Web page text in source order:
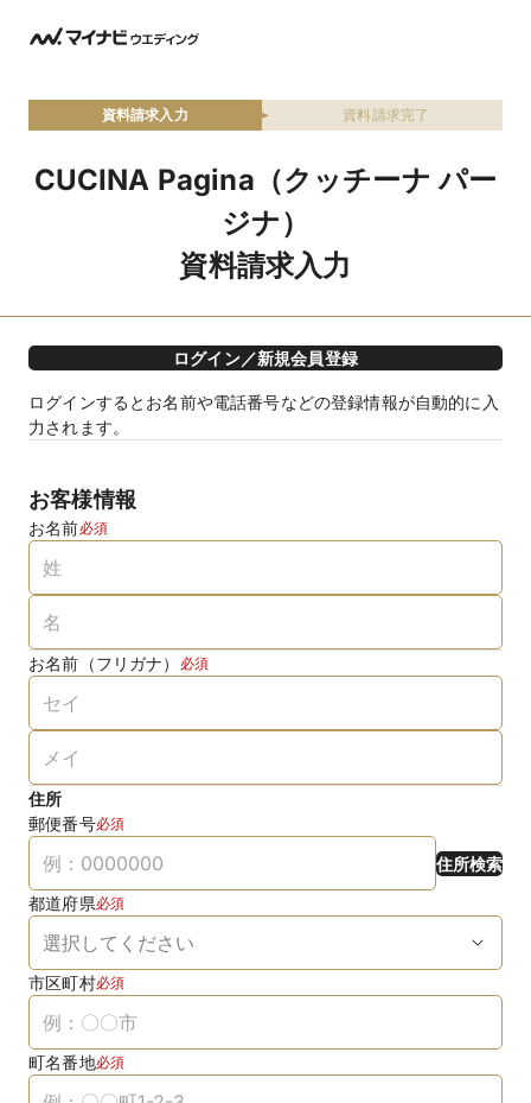
資料請求入力 資料請求完了
CUCINA Pagina（クッチーナ パー
ジナ）
資料請求入力
ログイン／新規会員登録
ログインするとお名前や電話番号などの登録情報が自動的に入
力されます。
お客様情報
お名前必須
お名前（フリガナ） 必須
住所
郵便番号必須
住所検索
都道府県必須
市区町村必須
町名番地必須